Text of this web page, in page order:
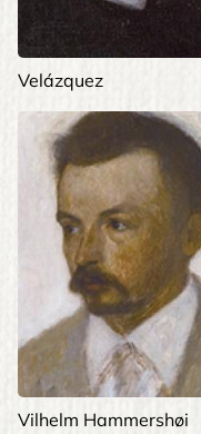
Velázquez
Vilhelm Hammershøi